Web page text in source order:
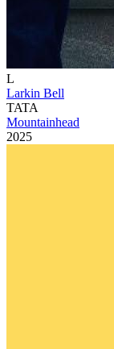
L
Larkin Bell
TATA
Mountainhead
2025